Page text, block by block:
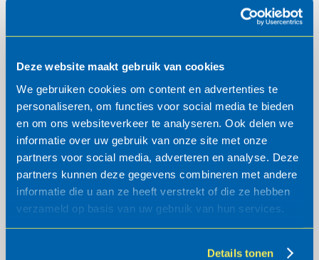
Deze website maakt gebruik van cookies
We gebruiken cookies om content en advertenties te
personaliseren, om functies voor social media te bieden
en om ons websiteverkeer te analyseren. Ook delen we
informatie over uw gebruik van onze site met onze
partners voor social media, adverteren en analyse. Deze
partners kunnen deze gegevens combineren met andere
informatie die u aan ze heeft verstrekt of die ze hebben
verzameld op basis van uw gebruik van hun services.
Details tonen